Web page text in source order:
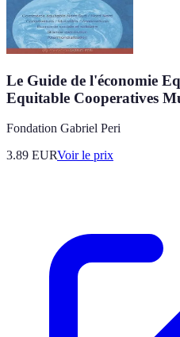
Le Guide de l'économie
Equitable Cooperatives
Fondation Gabriel Peri
3.89 EURVoir le prix